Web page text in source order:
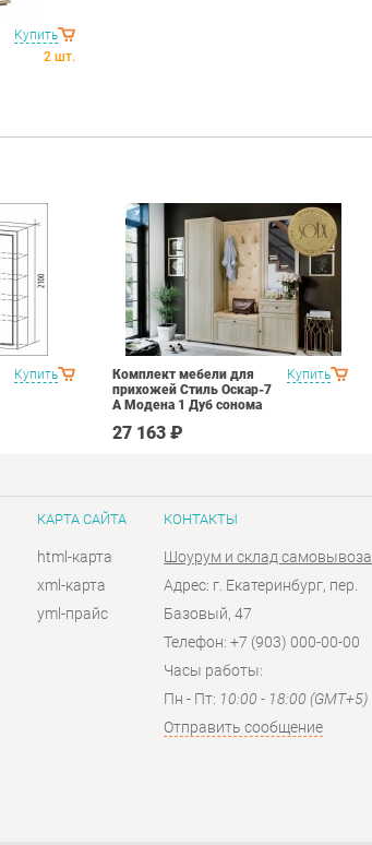
Купить
2 шт.
Купить Купить
Комплект мебели для
прихожей Стиль Оскар-7
А Модена 1 Дуб сонома
27 163 ₽
КАРТА САЙТА
html-карта
xml-карта
yml-прайс
КОНТАКТЫ
Шоурум и склад самовывоза
Адрес: г. Екатеринбург, пер.
Базовый, 47
Телефон: +7 (903) 000-00-00
Часы работы:
Пн - Пт: 10:00 - 18:00 (GMT+5)
Отправить сообщение